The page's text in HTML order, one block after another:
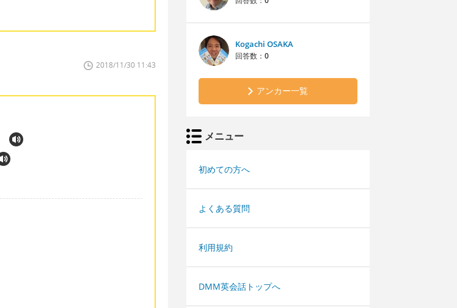
2018/11/30 11:43
Kogachi OSAKA
回答数： 0
アンカー一覧
メニュー
初めての方へ
よくある質問
利用規約
DMM英会話トップへ